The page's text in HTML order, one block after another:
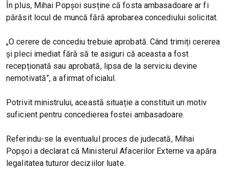
În plus, Mihai Popșoi susține că fosta ambasadoare ar fi
părăsit locul de muncă fără aprobarea concediului solicitat.
„O cerere de concediu trebuie aprobată. Când trimiți cererea
și pleci imediat fără să te asiguri că aceasta a fost
recepționată sau aprobată, lipsa de la serviciu devine
nemotivată”, a afirmat oficialul.
Potrivit ministrului, această situație a constituit un motiv
suficient pentru concedierea fostei ambasadoare.
Referindu-se la eventualul proces de judecată, Mihai
Popșoi a declarat că Ministerul Afacerilor Externe va apăra
legalitatea tuturor deciziilor luate.